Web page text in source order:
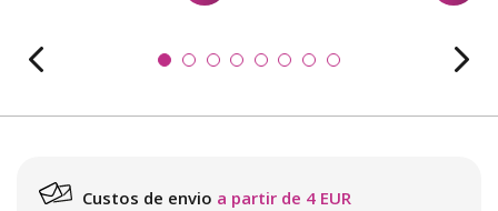
Custos de envio a partir de 4 EUR